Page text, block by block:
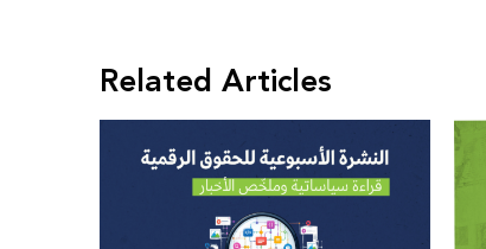
Related Articles